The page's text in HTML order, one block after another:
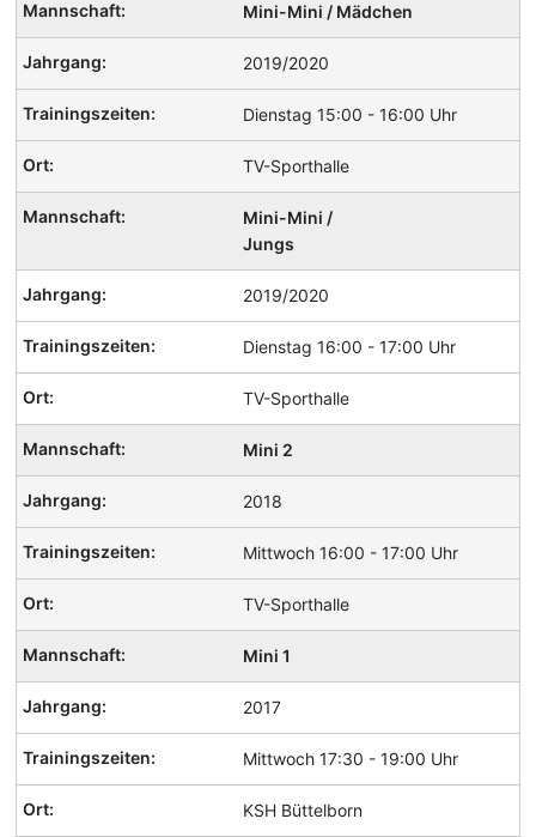
Mini-Mini / Mädchen
2019/2020
Dienstag 15:00 - 16:00 Uhr
TV-Sporthalle
Mini-Mini /
Jungs
2019/2020
Dienstag 16:00 - 17:00 Uhr
TV-Sporthalle
Mini 2
2018
Mittwoch 16:00 - 17:00 Uhr
TV-Sporthalle
Mini 1
2017
Mittwoch 17:30 - 19:00 Uhr
KSH Büttelborn